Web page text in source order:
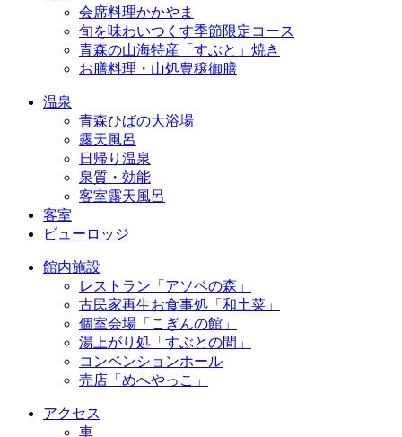
会席料理かかやま
旬を味わいつくす季節限定コース
青森の山海特産「すぶと」焼き
お膳料理・山処豊穣御膳
温泉
青森ひばの大浴場
露天風呂
日帰り温泉
泉質・効能
客室露天風呂
客室
ビューロッジ
館内施設
レストラン「アソベの森」
古民家再生お食事処「和土菜」
個室会場「こぎんの館」
湯上がり処「すぶとの間」
コンベンションホール
売店「めへやっこ」
アクセス
車